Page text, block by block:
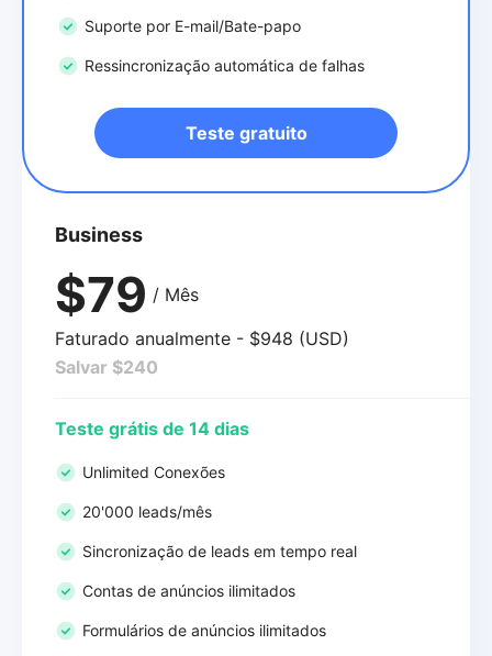
Suporte por E-mail/Bate-papo
Ressincronização automática de falhas
Teste gratuito
Business
$79 / Mês
Faturado anualmente - $948 (USD)
Salvar $240
Teste grátis de 14 dias
Unlimited Conexões
20'000 leads/mês
Sincronização de leads em tempo real
Contas de anúncios ilimitados
Formulários de anúncios ilimitados